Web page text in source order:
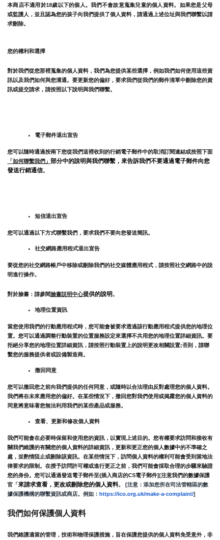
本商店不適用於18歲以下的個人。我們不會故意蒐集兒童的個人資料。如果您是父母
或監護人，並且認為您的孩子向我們提供了個人資料，請通過上述位址與我們聯繫以請
求刪除。
您的權利和選擇
對於我們從您那裡蒐集的個人資料，我們為您提供某些選擇，例如我們如何使用這些資
訊以及我們如何與您溝通。要更新您的偏好，要求我們從我們的郵件清單中刪除您的資
訊或提交請求，請按照以下說明與我們聯繫。
電子郵件退出宣告
您可以隨時通過按兩下您從我們這裡收到的行銷電子郵件中的取消訂閱連結或按照下面
「如何聯繫我們」 部分中的說明與我們聯繫，來告訴我們不要通過電子郵件向您
發送行銷通信。
短信退出宣告
您可以通過以下方式聯繫我們，要求我們不要向您發送簡訊。
社交網路應用程式退出宣告
要從您的社交網路帳戶中移除或刪除我們的社交媒體應用程式，請按照社交網路中的說
明進行操作。
對於臉書：請參閱臉書説明中心提供的說明 。
地理位置資訊
當您使用我們的行動應用程式時，您可能會被要求透過該行動應用程式提供您的地理位
置。您可以通過調整行動裝置的位置服務設定來選擇不共用您的地理位置詳細資訊。要
拒絕分享您的地理位置詳細資訊，請按照行動裝置上的說明更改相關設置;否則，請聯
繫您的服務提供者或設備製造商。
撤回同意
您可以撤回您之前向我們提供的任何同意，或隨時以合法理由反對處理您的個人資料。
我們將在未來應用您的偏好。在某些情況下，撤回您對我們使用或揭露您的個人資料的
同意將意味著您無法利用我們的某些產品或服務。
查看、更新和修改個人資料
我們可能會在必要時保留和使用您的資訊，以實現上述目的。您有權要求訪問和接收有
關我們維護的有關您的個人資料的詳細資訊，更新和更正您的個人數據中的不準確之
處，並酌情阻止或刪除該資訊。在某些情況下，訪問個人資料的權利可能會受到當地法
律要求的限制。在授予訪問許可權或進行更正之前，我們可能會採取合理的步驟來驗證
您的身份。您可以通過發送電子郵件至{插入商店的CS電子郵件][注意我們的數據保護
官「來請求查看，更改或刪除您的個人資料。
[注意：添加您所在司法管轄區的數
據保護機構的聯繫資訊或商店。例如： https://ico.org.uk/make-a-complaint/]
我們如何保護個人資料
我們維護適當的管理，技術和物理保護措施，旨在保護您提供的個人資料免受意外，非